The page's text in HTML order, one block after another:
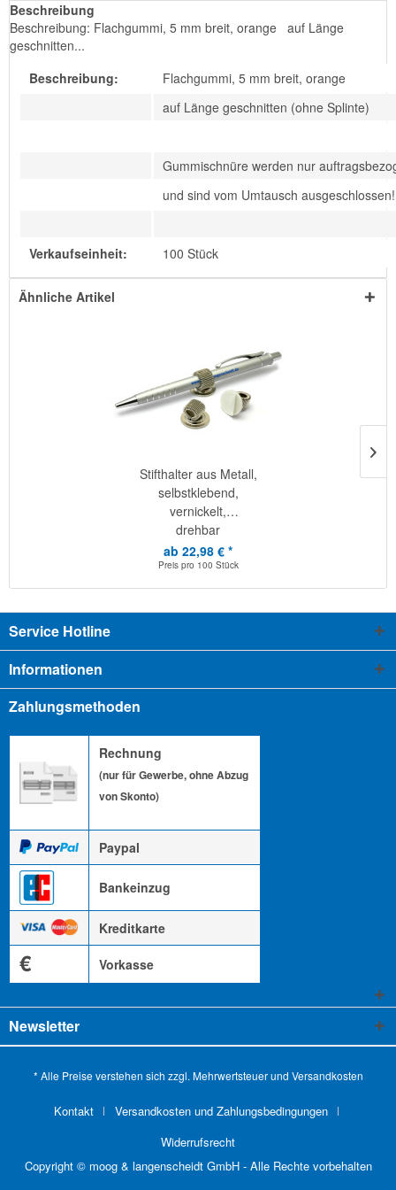
Beschreibung
Beschreibung: Flachgummi, 5 mm breit, orange auf Länge
geschnitten...
Beschreibung:
Flachgummi, 5 mm breit, orange
auf Länge geschnitten (ohne Splinte)
Gummischnüre werden nur
und sind vom Umtausch ausgeschlossen!
Verkaufseinheit: 100 Stück
Ähnliche Artikel
Stifthalter aus Metall,
selbstklebend,
vernickelt,
drehbar
ab 22,98 € *
Preis pro 100 Stück
Service Hotline
Informationen
Zahlungsmethoden
Rechnung
(nur für Gewerbe, ohne Abzug
von Skonto)
Paypal
Bankeinzug
Kreditkarte
€ Vorkasse
Newsletter
* Alle Preise verstehen sich zzgl. Mehrwertsteuer und Versandkosten
Kontakt
Versandkosten und Zahlungsbedingungen
Widerrufsrecht
Copyright © moog & langenscheidt GmbH - Alle Rechte vorbehalten